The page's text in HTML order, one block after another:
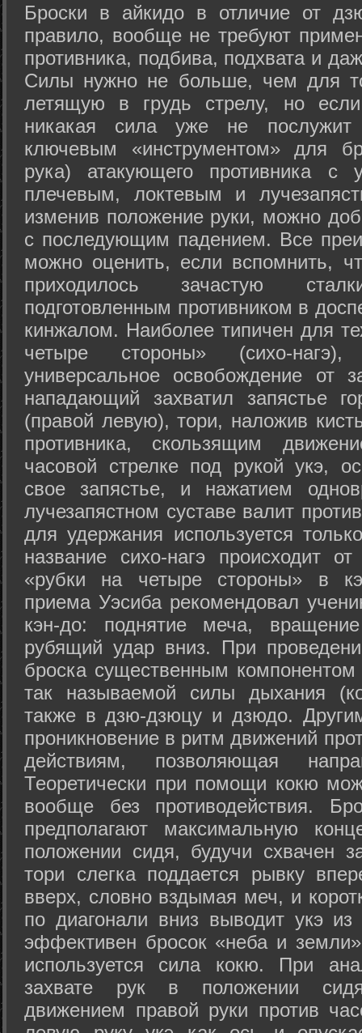
Броски в айкидо в отличие от
правило, вообще не требуют
противника, подбива, подхвата и
Силы нужно не больше, чем для
летящую в грудь стрелу, но
никакая сила уже не
ключевым «инструментом» для
рука) атакующего противника с
плечевым, локтевым и
изменив положение руки, можно
с последующим падением. Все
можно оценить, если вспомнить,
приходилось зачастую
подготовленным противником в
кинжалом. Наиболее типичен для
четыре стороны» (сихо-
универсальное освобождение от
нападающий захватил запястье
(правой левую), тори, наложив
противника, скользящим
часовой стрелке под рукой укэ,
свое запястье, и нажатием
лучезапястном суставе валит
для удержания используется
название сихо-нагэ происходит
«рубки на четыре стороны» в
приема Уэсиба рекомендовал
кэн-до: поднятие меча,
рубящий удар вниз. При
броска существенным компонентом
так называемой силы дыхания
также в дзю-дзюцу и дзюдо.
проникновение в ритм движений
действиям, позволяющая
Теоретически при помощи кокю
вообще без противодействия.
предполагают максимальную
положении сидя, будучи схвачен
тори слегка поддается рывку
вверх, словно вздымая меч, и
по диагонали вниз выводит укэ
эффективен бросок «неба и
используется сила кокю. При
захвате рук в положении
движением правой руки против